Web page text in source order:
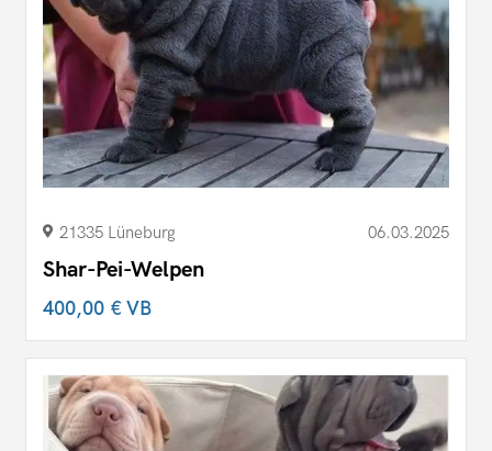
21335 Lüneburg 06.03.2025
Shar-Pei-Welpen
400,00 €VB